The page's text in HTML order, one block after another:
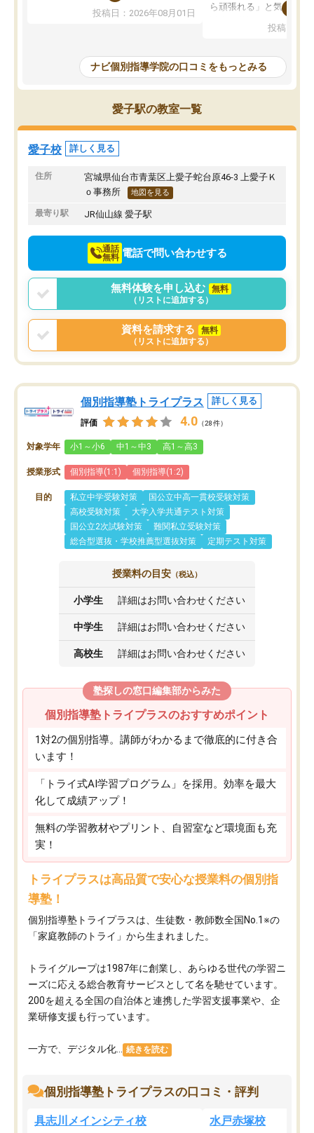
先生は良い方が多く、いつも笑顔で対
教室は少し狭い印象なので夜の時間帯
など生徒さんが多い時間帯は手狭では
ないかな？と感じます。
また駅前にあるのでアクセスは良いで
すが駐車場がないのでお迎えの際に近
隣のコインパーキングを利用または路
上駐車をするしかない点が少し不便で
投稿日：2026年08月01日
ら頑張れる」と気に入り
ても分かりやすく、学
方を丁寧に教えてくださ
が深まっていると感じま
熱心で、一人ひとりの苦
前より勉強に前向きに取
りたいと思える塾です。
投稿日：
ナビ個別指導学院の口コミをもっとみる
愛子駅の教室一覧
愛子校 詳しく見る
住所
宮城県仙台市青葉区上愛子蛇台原46-3 上愛子Ｋ
ｏ事務所
地図を見る
最寄り駅 JR仙山線 愛子駅
通話
無料 電話で問い合わせする
無料体験を申し込む
無料
（リストに追加する）
資料を請求する
無料
（リストに追加する）
個別指導塾トライプラス 詳しく見る
評価 4.0 （28件）
対象学年 小1～小6 中1～中3 高1～高3
授業形式 個別指導(1:1) 個別指導(1:2)
目的 私立中学受験対策
国公立中高一貫校受験対策
高校受験対策
大学入学共通テスト対策
国公立2次試験対策
難関私立受験対策
総合型選抜・学校推薦型選抜対策
定期テスト対策
授業料の目安 （税込）
小学生 詳細はお問い合わせください
中学生 詳細はお問い合わせください
高校生 詳細はお問い合わせください
塾探しの窓口編集部からみた
個別指導塾トライプラスのおすすめポイント
1対2の個別指導。講師がわかるまで徹底的に付き合
います！
「トライ式AI学習プログラム」を採用。効率を最大
化して成績アップ！
無料の学習教材やプリント、自習室など環境面も充
実！
トライプラスは高品質で安心な授業料の個別指
導塾！
個別指導塾トライプラスは、生徒数・教師数全国No.1※の
「家庭教師のトライ」から生まれました。
トライグループは1987年に創業し、あらゆる世代の学習ニ
ーズに応える総合教育サービスとして名を馳せています。
200を超える全国の自治体と連携した学習支援事業や、企
業研修支援も行っています。
一方で、デジタル化... 続きを読む
個別指導塾トライプラスの口コミ・評判
具志川メインシティ校 水戸赤塚校